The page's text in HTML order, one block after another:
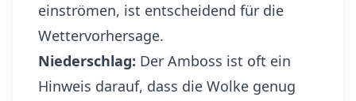
einströmen, ist entscheidend für die
Wettervorhersage.
Niederschlag: Der Amboss ist oft ein
Hinweis darauf, dass die Wolke genug